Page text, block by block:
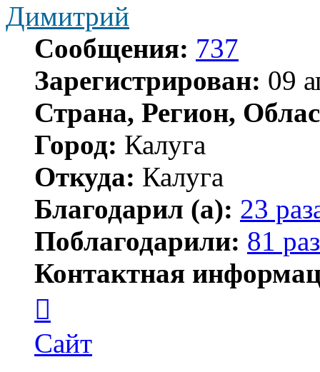
Димитрий
Сообщения: 737
Зарегистрирован: 09
Страна, Регион,
Город: Калуга
Откуда: Калуга
Благодарил (а): 23
Поблагодарили: 81 раз
Контактная
пользователя
Димитрий
Сайт